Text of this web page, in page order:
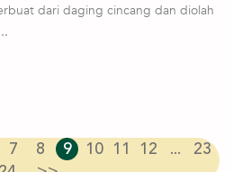
dari daging cincang dan diolah
7 8 9 10 11 12 ...
23